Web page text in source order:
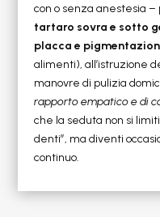
con o senza anestesia –
tartaro sovra e sotto
placca e
alimenti), all’istruzione
manovre di pulizia
rapporto empatico e di
che la seduta non si
denti”, ma diventi
continuo.